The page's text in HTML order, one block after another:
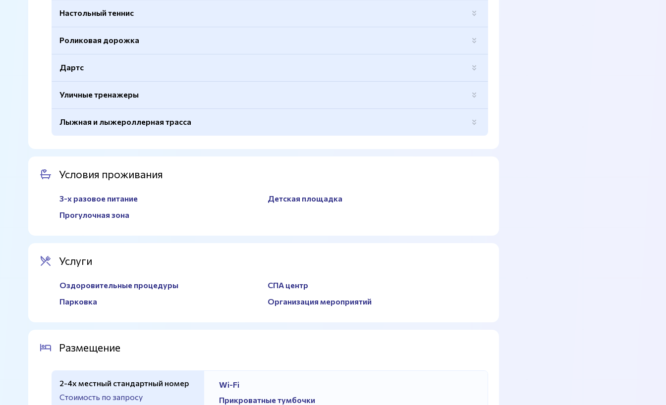
Настольный теннис
Роликовая дорожка
Дартс
Уличные тренажеры
Лыжная и лыжероллерная трасса
Условия проживания
3-х разовое питание
Детская площадка
Прогулочная зона
Услуги
Оздоровительные процедуры
СПА центр
Парковка
Организация мероприятий
Размещение
2-4х местный стандартный номер
Стоимость по запросу
Wi-Fi
Прикроватные тумбочки